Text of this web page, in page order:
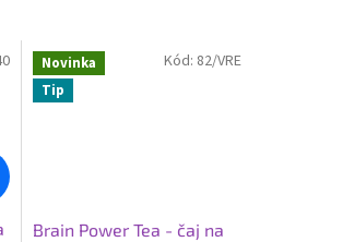
Novinka
Tip
Brain Power Tea - čaj na
Kód: 82/VRE